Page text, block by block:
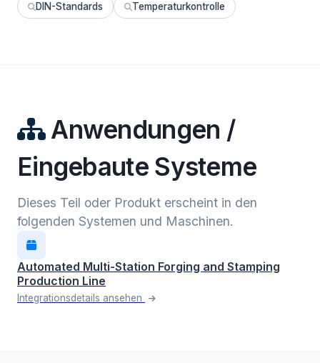
DIN-Standards Temperaturkontrolle
Anwendungen /
Eingebaute Systeme
Dieses Teil oder Produkt erscheint in den
folgenden Systemen und Maschinen.
Automated Multi-Station Forging and Stamping
Production Line
Integrationsdetails ansehen